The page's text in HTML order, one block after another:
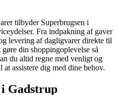
tilbyder Superbrugsen i
Fra indpakning af gaver
levering af dagligvarer direkte til
din shoppingoplevelse så
du altid regne med venligt og
assistere dig med dine behov.
i Gadstrup